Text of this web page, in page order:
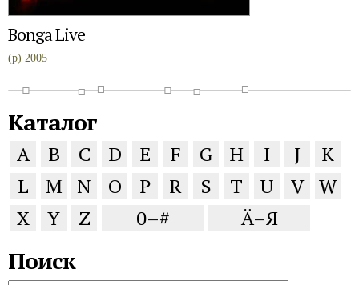
Bonga Live
(p) 2005
Каталог
A B C D E F G H I J
K
L
M N O P R S T U V W
X
Y Z 0–# Ä–Я
Поиск